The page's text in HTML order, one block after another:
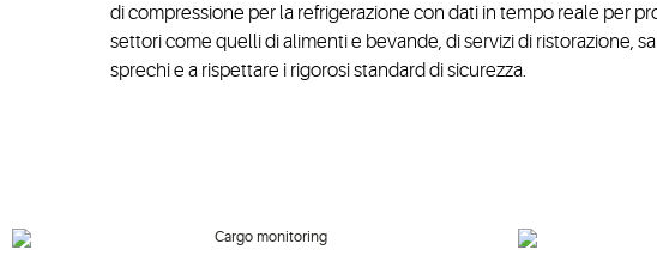
di compressione per la refrigerazione con dati in tempo reale per
settori come quelli di alimenti e bevande, di servizi di ristorazione,
sprechi e a rispettare i rigorosi standard di sicurezza.